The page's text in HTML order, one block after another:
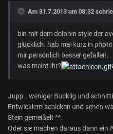
Am 31.7.2013 um 08:32
bin mit dem dolphin style der
glücklich. hab mal kurz in
mir persönlich besser gefallen.
was meint ihr?
Jupp.. weniger Bucklig und
Entwicklern schicken und sehen
Stein gemeißelt ^^.
Oder sie machen daraus dann ein